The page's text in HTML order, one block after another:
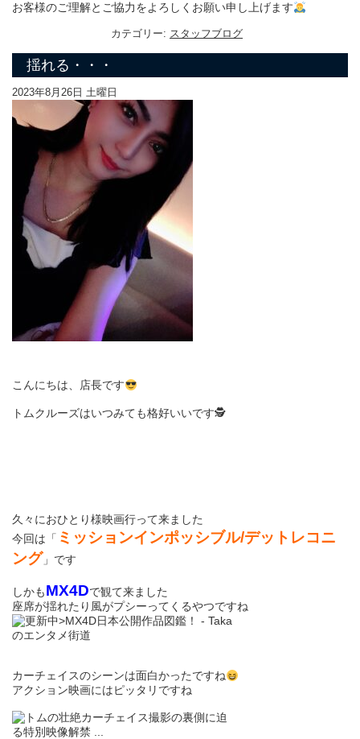
お客様のご理解とご協力をよろしくお願い申し上げます
カテゴリー: スタッフブログ
揺れる・・・
2023年8月26日 土曜日
こんにちは、店長です
トムクルーズはいつみても格好いいです🕵
久々におひとり様映画行って来ました
今回は「 ミッションインポッシブル/デットレコニ
ング 」です
しかもMX4Dで観て来ました
座席が揺れたり風がプシーってくるやつですね
カーチェイスのシーンは面白かったですね
アクション映画にはピッタリですね